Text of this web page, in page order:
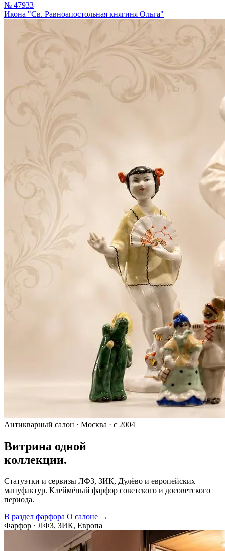
№ 47933
Икона "Св. Равноапостольная княгиня Ольга"
Антикварный салон · Москва · с 2004
Витрина одной
коллекции.
Статуэтки и сервизы ЛФЗ, ЗИК, Дулёво и европейских
мануфактур. Клеймёный фарфор советского и досоветского
периода.
В раздел фарфора О салоне →
Фарфор · ЛФЗ, ЗИК, Европа